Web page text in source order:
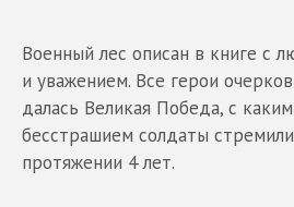
Военный лес описан в книге с
и уважением. Все герои
далась Великая Победа, с
бесстрашием солдаты
протяжении 4 лет.